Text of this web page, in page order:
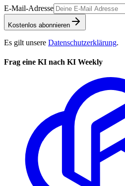
E-Mail-Adresse
Kostenlos abonnieren
Es gilt unsere Datenschutzerklärung.
Frag eine KI nach KI Weekly